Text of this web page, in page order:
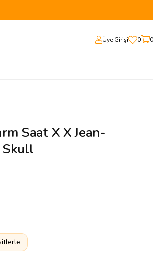
Üye Girişi 0 0
Saat X X Jean-
Skull